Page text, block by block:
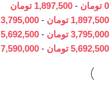
0 تومان -
1,897,500 تومان
1,897,500 تومان -
3,795,000
3,795,000 تومان -
5,692,500
5,692,500 تومان -
7,590,000